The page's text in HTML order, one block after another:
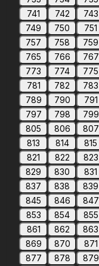
741
742 743
749
750 751
757
758 759
765
766 767
773
774 775
781
782 783
789
790 791
797
798 799
805
806 807
813
814 815
821
822 823
829
830 831
837
838 839
845
846 847
853
854 855
861
862 863
869
870 871
877
878 879